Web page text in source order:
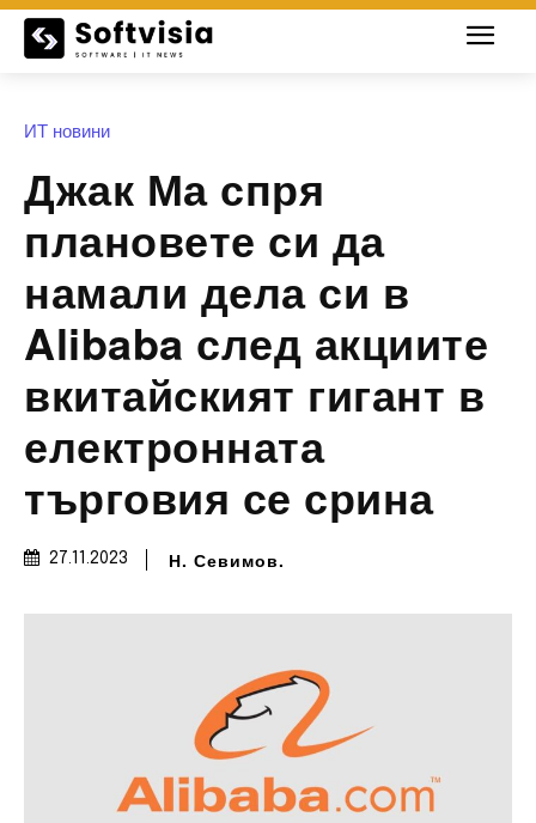
ИТ новини
Джак Ма спря
плановете си да
намали дела си в
Alibaba след акциите
вкитайският гигант в
електронната
търговия се срина
27.11.2023 Н. Севимов.